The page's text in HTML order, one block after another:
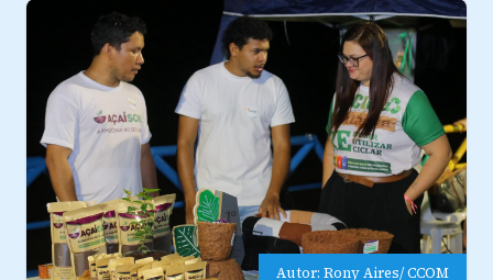
Autor: Rony Aires/ CCOM